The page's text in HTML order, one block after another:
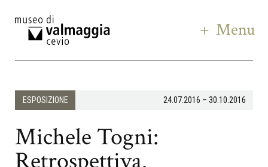
Menu
ESPOSIZIONE 24.07.2016 – 30.10.2016
Michele Togni:
Retrospettiva.